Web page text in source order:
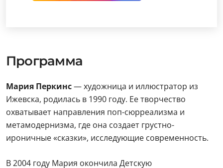
Программа
Мария Перкинс— художница и иллюстратор из
Ижевска, родилась в 1990 году. Ее творчество
охватывает направления поп-сюрреализма и
метамодернизма, где она создает грустно-
ироничные «сказки», исследующие современность.
В 2004 году Мария окончила Детскую